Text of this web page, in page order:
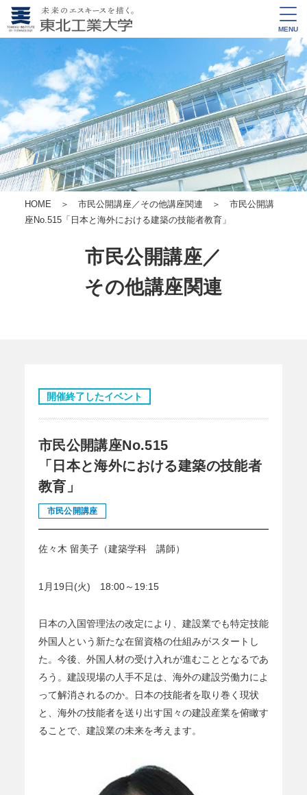
MENU
HOME ＞ 市民公開講座／その他講座関連 ＞ 市民公開講
座No.515「日本と海外における建築の技能者教育」
市民公開講座／
その他講座関連
開催終了したイベント
市民公開講座No.515
「日本と海外における建築の技能者
教育」
市民公開講座
佐々木 留美子（建築学科 講師）
1月19日(火) 18:00～19:15
日本の入国管理法の改定により、建設業でも特定技能
外国人という新たな在留資格の仕組みがスタートし
た。今後、外国人材の受け入れが進むこととなるであ
ろう。建設現場の人手不足は、海外の建設労働力によ
って解消されるのか。日本の技能者を取り巻く現状
と、海外の技能者を送り出す国々の建設産業を俯瞰す
ることで、建設業の未来を考えます。